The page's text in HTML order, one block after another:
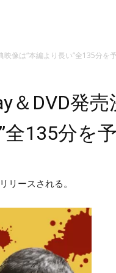
像は“本編より長い”全135分を
＆DVD発売
135分を
リースされる。